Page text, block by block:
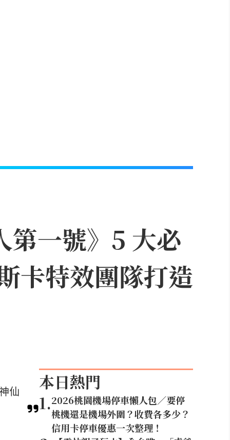
一號》5 大必
卡特效團隊打造
仙
本日熱門
1.2026桃園機場停車懶人包／要停
桃機還是機場外圍？收費各多少？
信用卡停車優惠一次整理！